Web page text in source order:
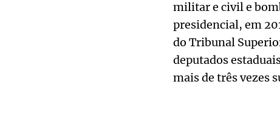
militar e civil e
presidencial, em
do Tribunal
deputados
mais de três vezes